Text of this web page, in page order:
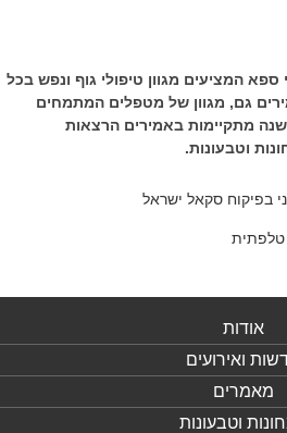
המציעים מגוון טיפולי גוף ונפש בכל
גם, מגוון של מטפלים המתמחים
מתקיימות באמירים הרצאות
וטבעונות.
בפיקוח סקאל ישראל
טלפתית
אודות
ואירועים
מאמרים
וטבעונות